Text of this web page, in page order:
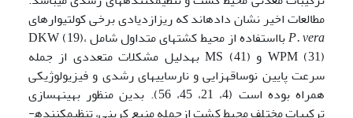
مطالعات اخیر نشان داده­اند که ریز­ازدیادی برخی کولتیوارهای
P. vera
بااستفاده از محیط کشت­های متداول شامل DKW (19)،
WPM (31) و MS (41) به­دلیل مشکلات متعددی از جمله
سرعت پایین نوساقه­زایی و نارسایی­های رشدی و فیزیولوژیکی
همراه بوده است (4، 21، 45، 56). بدین منظور بهینه­سازی
ترکیبات مختلف محیط کشت ازجمله منبع کربنی، تنظیم­کننده­